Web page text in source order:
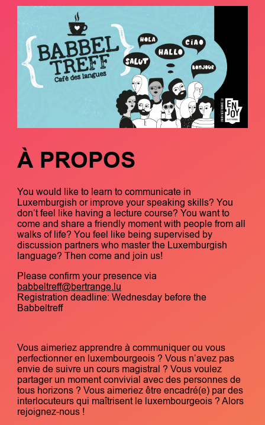
À PROPOS
You would like to learn to communicate in
Luxemburgish or improve your speaking skills? You
don’t feel like having a lecture course? You want to
come and share a friendly moment with people from all
walks of life? You feel like being supervised by
discussion partners who master the Luxemburgish
language? Then come and join us!
Please confirm your presence via
babbeltreff@bertrange.lu
Registration deadline: Wednesday before the
Babbeltreff
Vous aimeriez apprendre à communiquer ou vous
perfectionner en luxembourgeois ? Vous n’avez pas
envie de suivre un cours magistral ? Vous voulez
partager un moment convivial avec des personnes de
tous horizons ? Vous aimeriez être encadré(e) par des
interlocuteurs qui maîtrisent le luxembourgeois ? Alors
rejoignez-nous !